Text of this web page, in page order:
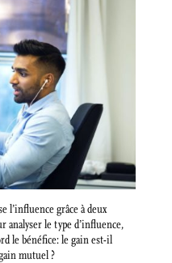
l’influence grâce à deux
analyser le type d’influence,
le bénéfice: le gain est-il
mutuel ?